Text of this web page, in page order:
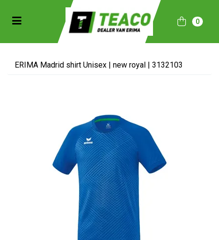
(Sportkleding)
(Collecties)
Toggle navigation 0
ERIMA Madrid shirt Unisex | new royal | 3132103